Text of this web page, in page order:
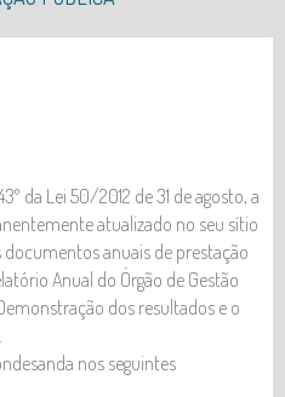
A ESTÁGIOS
- NADADADOR-
DIRETOS
PÚBLICOS
da Lei 50/2012 de 31 de agosto, a
atualizado no seu sítio
anuais de prestação
Anual do Órgão de Gestão
dos resultados e o
nos seguintes